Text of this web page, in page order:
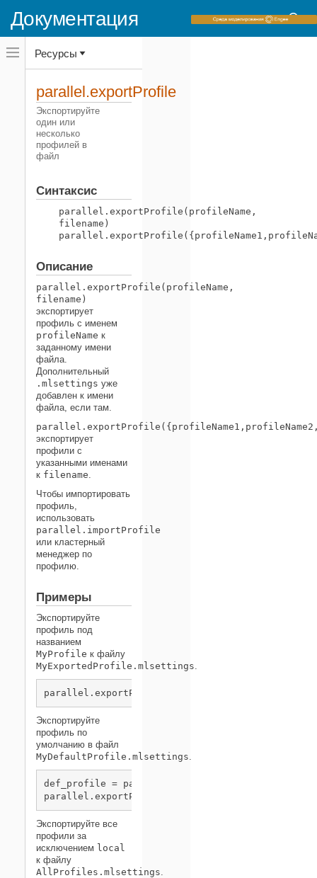
Документация
Переключатель
навигационного
меню
переключатель
навигационного
Parallel Computing Toolbox
Кластеры и облака
parallel.exportProfile
Описание
Ресурсы
parallel.exportProfile
Экспортируйте
один или
несколько
профилей в
файл
Синтаксис
parallel.exportProfile(profileName,
filename)
Описание
parallel.exportProfile(profileName,
filename)
экспортирует
профиль с именем
profileName к
заданному имени
файла.
Дополнительный
.mlsettings уже
добавлен к имени
файла, если там.
экспортирует
профили с
указанными именами
к filename.
Чтобы импортировать
профиль,
использовать
parallel.importProfile
или кластерный
менеджер по
профилю.
Примеры
Экспортируйте
профиль под
названием
MyProfile к файлу
MyExportedProfile.mlsettings.
parallel.exportProfile(
Экспортируйте
профиль по
умолчанию в файл
MyDefaultProfile.mlsettings.
def_profile = parallel.defaultClusterProfile();
parallel.exportProfile(def_profile,
Экспортируйте все
профили за
исключением local
к файлу
AllProfiles.mlsettings.